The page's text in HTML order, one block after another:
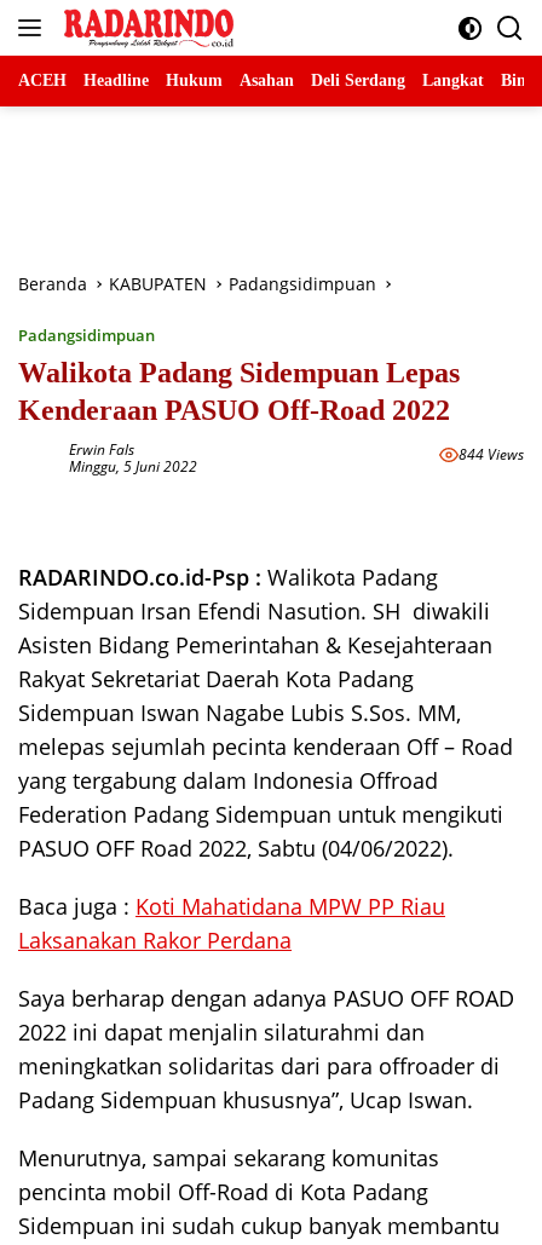
Langsung
ACEH Headline Hukum Asahan Deli Serdang Langkat
Beranda KABUPATEN Padangsidimpuan
Padangsidimpuan
Walikota Padang Sidempuan Lepas
Kenderaan PASUO Off-Road 2022
Erwin Fals
Minggu, 5 Juni 2022
844 Views
RADARINDO.co.id-Psp : Walikota Padang
Sidempuan Irsan Efendi Nasution. SH diwakili
Asisten Bidang Pemerintahan & Kesejahteraan
Rakyat Sekretariat Daerah Kota Padang
Sidempuan Iswan Nagabe Lubis S.Sos. MM,
melepas sejumlah pecinta kenderaan Off – Road
yang tergabung dalam Indonesia Offroad
Federation Padang Sidempuan untuk mengikuti
PASUO OFF Road 2022, Sabtu (04/06/2022).
Baca juga : Koti Mahatidana MPW PP Riau
Laksanakan Rakor Perdana
Saya berharap dengan adanya PASUO OFF ROAD
2022 ini dapat menjalin silaturahmi dan
meningkatkan solidaritas dari para offroader di
Padang Sidempuan khususnya”, Ucap Iswan.
Menurutnya, sampai sekarang komunitas
pencinta mobil Off-Road di Kota Padang
Sidempuan ini sudah cukup banyak membantu